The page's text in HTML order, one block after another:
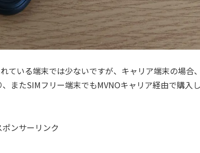
ている端末では少ないですが、キャリア端末の場合
またSIMフリー端末でもMVNOキャリア経由で購入
ポンサーリンク